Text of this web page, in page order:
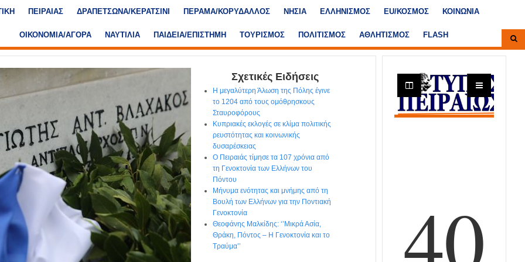
ΠΕΙΡΑΙΑΣ ΔΡΑΠΕΤΣΩΝΑ/ΚΕΡΑΤΣΙΝΙ ΠΕΡΑΜΑ/ΚΟΡΥΔΑΛΛΟΣ ΝΗΣΙΑ ΕΛΛΗΝΙΣΜΟΣ ΕU/ΚΟΣΜΟΣ ΚΟΙΝΩΝΙΑ
ΟΙΚΟΝΟΜΙΑ/ΑΓΟΡΑ ΝΑΥΤΙΛΙΑ ΠΑΙΔΕΙΑ/ΕΠΙΣΤΗΜΗ ΤΟΥΡΙΣΜΟΣ ΠΟΛΙΤΙΣΜΟΣ ΑΘΛΗΤΙΣΜΟΣ FLASH
Σχετικές Ειδήσεις
Η μεγαλύτερη Άλωση της Πόλης έγινε
το 1204 από τους ομόθρησκους
Σταυροφόρους
Κυπριακές εκλογές σε κλίμα πολιτικής
ρευστότητας και κοινωνικής
δυσαρέσκειας
Ο Πειραιάς τίμησε τα 107 χρόνια από
τη Γενοκτονία των Ελλήνων του
Πόντου
Μήνυμα ενότητας και μνήμης από τη
Βουλή των Ελλήνων για την Ποντιακή
Γενοκτονία
Θεοφάνης Μαλκίδης: ‘’Μικρά Ασία,
Θράκη, Πόντος – H Γενοκτονία και το
Τραύμα’’